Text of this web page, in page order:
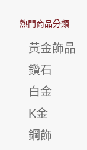
熱門商品分類
黃金飾品
鑽石
白金
K金
鋼飾